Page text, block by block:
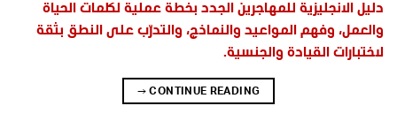
دليل الانجليزية للمهاجرين الجدد بخطة عملية لكلمات الحياة
والعمل، وفهم المواعيد والنماذج، والتدرّب على النطق بثقة
لاختبارات القيادة والجنسية.
CONTINUE READING
→